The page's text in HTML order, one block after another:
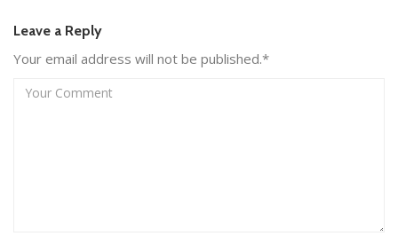
Leave a Reply
Your email address will not be published.*